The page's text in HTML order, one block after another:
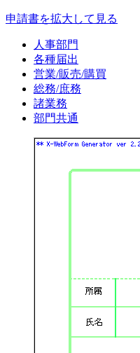
申請書を拡大して見る
人事部門
各種届出
営業/販売/購買
総務/庶務
諸業務
部門共通